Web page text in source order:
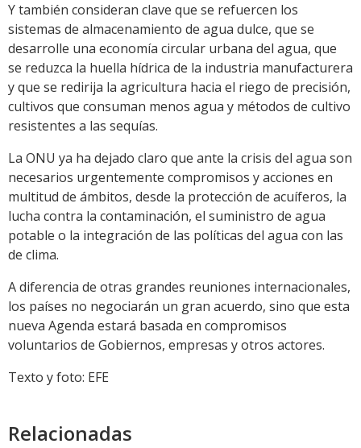
Y también consideran clave que se refuercen los
sistemas de almacenamiento de agua dulce, que se
desarrolle una economía circular urbana del agua, que
se reduzca la huella hídrica de la industria manufacturera
y que se redirija la agricultura hacia el riego de precisión,
cultivos que consuman menos agua y métodos de cultivo
resistentes a las sequías.
La ONU ya ha dejado claro que ante la crisis del agua son
necesarios urgentemente compromisos y acciones en
multitud de ámbitos, desde la protección de acuíferos, la
lucha contra la contaminación, el suministro de agua
potable o la integración de las políticas del agua con las
de clima.
A diferencia de otras grandes reuniones internacionales,
los países no negociarán un gran acuerdo, sino que esta
nueva Agenda estará basada en compromisos
voluntarios de Gobiernos, empresas y otros actores.
Texto y foto: EFE
Relacionadas